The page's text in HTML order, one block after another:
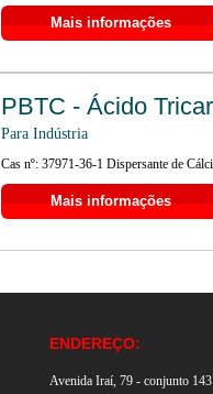
Mais informações
PBTC - Ácido
Para Indústria
Cas nº: 37971-36-1 Dispersante de
Mais informações
ENDEREÇO:
Avenida Iraí, 79 - conjunto